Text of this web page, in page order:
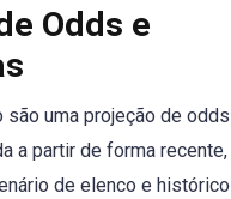
Odds e
uma projeção de
a partir de forma
de elenco e